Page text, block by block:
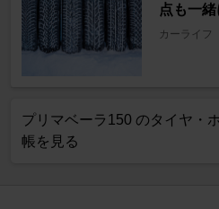
点も一
カーライフ
プリマベーラ150 のタイヤ・
帳を見る